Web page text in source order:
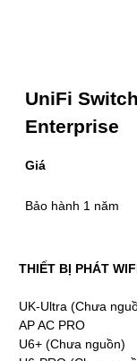
UniFi
Enterprise
Giá
Bảo hành 1 năm
THIẾT BỊ PHÁT
UK-Ultra (Chưa
AP AC PRO
U6+ (Chưa nguồn)